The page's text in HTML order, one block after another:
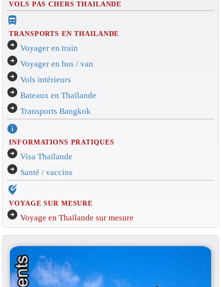
VOLS PAS CHERS THAILANDE
directions_bus_filled
TRANSPORTS EN THAILANDE
arrow_circle_right Voyager en train
arrow_circle_right Voyager en bus / van
arrow_circle_right Vols intérieurs
arrow_circle_right Bateaux en Thaïlande
arrow_circle_right Transports Bangkok
info
INFORMATIONS PRATIQUES
arrow_circle_right Visa Thaïlande
arrow_circle_right Santé / vaccins
edit_location_alt
VOYAGE SUR MESURE
arrow_circle_right Voyage en Thaïlande sur mesure